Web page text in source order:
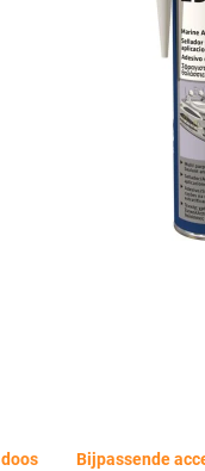
Bijpassende